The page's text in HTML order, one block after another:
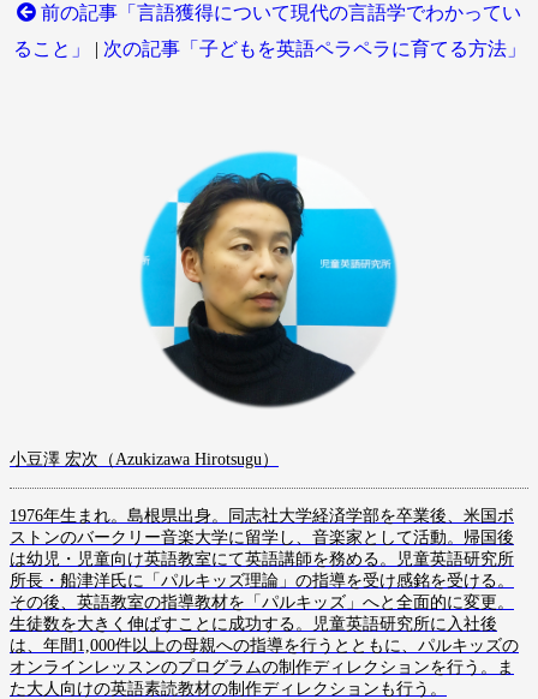
前の記事「言語獲得について現代の言語学でわかってい
ること」
| 次の記事「子どもを英語ペラペラに育てる方法」
小豆澤 宏次（Azukizawa Hirotsugu）
1976年生まれ。島根県出身。同志社大学経済学部を卒業後、米国ボ
ストンのバークリー音楽大学に留学し、音楽家として活動。帰国後
は幼児・児童向け英語教室にて英語講師を務める。児童英語研究所
所長・船津洋氏に「パルキッズ理論」の指導を受け感銘を受ける。
その後、英語教室の指導教材を「パルキッズ」へと全面的に変更。
生徒数を大きく伸ばすことに成功する。児童英語研究所に入社後
は、年間1,000件以上の母親への指導を行うとともに、パルキッズの
オンラインレッスンのプログラムの制作ディレクションを行う。ま
た大人向けの英語素読教材の制作ディレクションも行う。